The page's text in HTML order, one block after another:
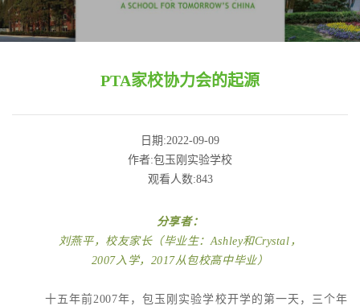
PTA家校协力会的起源
日期:2022-09-09
作者:包玉刚实验学校
观看人数:843
分享者：
刘燕平，校友家长（毕业生：Ashley和Crystal，
2007入学，2017从包校高中毕业）
十五年前2007年，包玉刚实验学校开学的第一天，三个年